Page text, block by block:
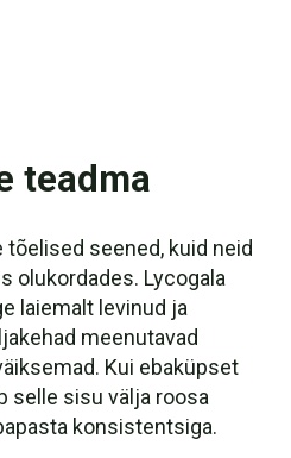
teadma
seened, kuid neid
olukordades. Lycogala
laiemalt levinud ja
meenutavad
Kui ebaküpset
selle sisu välja roosa
konsistentsiga.